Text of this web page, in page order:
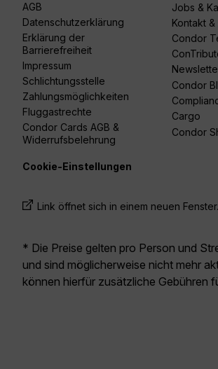
AGB
Datenschutzerklärung
Erklärung der
Barrierefreiheit
Impressum
Schlichtungsstelle
Zahlungsmöglichkeiten
Fluggastrechte
Condor Cards AGB &
Widerrufsbelehrung
Jobs &
Kontakt
Condor
Condor
Cargo
Condor
Cookie-Einstellungen
Link öffnet sich in einem neuen
* Die Preise gelten pro Person und
und sind möglicherweise nicht mehr
können hierfür zusätzliche Gebühren